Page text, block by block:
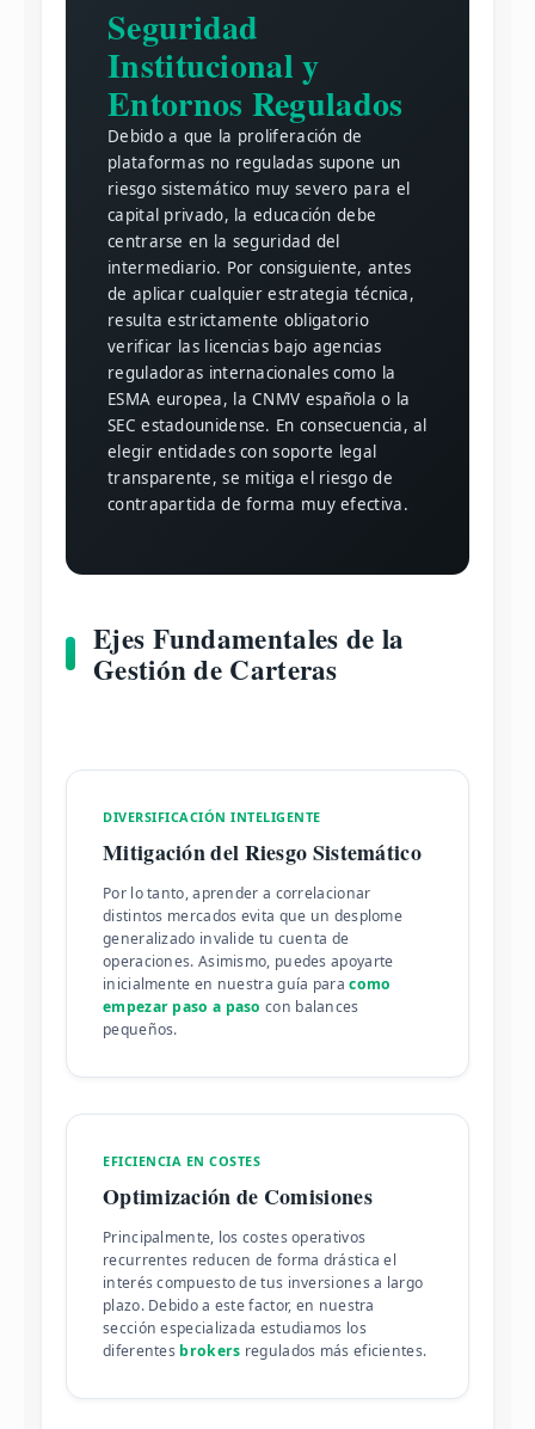
Seguridad
Institucional y
Entornos Regulados
Debido a que la proliferación de
plataformas no reguladas supone un
riesgo sistemático muy severo para el
capital privado, la educación debe
centrarse en la seguridad del
intermediario. Por consiguiente, antes
de aplicar cualquier estrategia técnica,
resulta estrictamente obligatorio
verificar las licencias bajo agencias
reguladoras internacionales como la
ESMA europea, laCNMV española o la
SEC estadounidense. En consecuencia, al
elegir entidades con soporte legal
transparente, se mitiga el riesgo de
contrapartida de forma muy efectiva.
Ejes Fundamentales de la
Gestión de Carteras
DIVERSIFICACIÓN INTELIGENTE
Mitigación del Riesgo Sistemático
Por lo tanto, aprender a correlacionar
distintos mercados evita que un desplome
generalizado invalide tu cuenta de
operaciones. Asimismo, puedes apoyarte
inicialmente en nuestra guía paracomo
empezar paso a paso con balances
pequeños.
EFICIENCIA EN COSTES
Optimización de Comisiones
Principalmente, los costes operativos
recurrentes reducen de forma drástica el
interés compuesto de tus inversiones a largo
plazo. Debido a este factor, en nuestra
sección especializada estudiamos los
diferentes brokers regulados más eficientes.